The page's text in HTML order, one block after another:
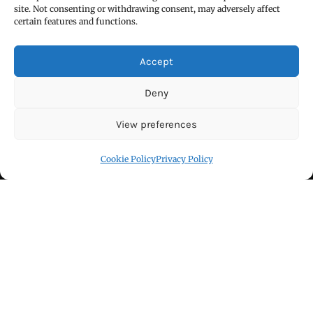
site. Not consenting or withdrawing consent, may adversely affect
certain features and functions.
Accept
Deny
View preferences
Cookie PolicyPrivacy Policy
FIND US
Click to accept marketing cookies and